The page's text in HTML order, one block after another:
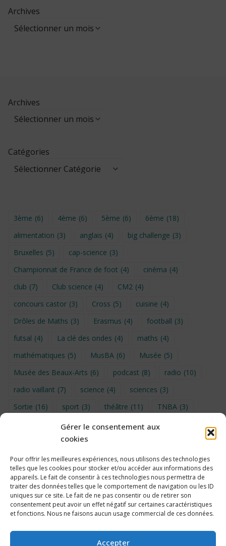
Gérer le consentement aux
cookies
Pour offrir les meilleures expériences, nous utilisons des technologies
telles que les cookies pour stocker et/ou accéder aux informations des
appareils. Le fait de consentir à ces technologies nous permettra de
traiter des données telles que le comportement de navigation ou les ID
uniques sur ce site. Le fait de ne pas consentir ou de retirer son
consentement peut avoir un effet négatif sur certaines caractéristiques
et fonctions. Nous ne faisons aucun usage commercial de ces données.
Accepter
Archives
Archives
Catégories
3ème (6) 4ème (6) 5ème (6) 6ème (18)
alimentation (3) anglais (4) big challenge (3)
Bruxelles (5) cap-science (3)
Championnat de France de foot (4) cinéma (4)
club (7) Club science (4) CM2 (4)
concours castor (3) Cross (5) cuisine (4)
Drôles de Maths (3) Erasmus (4) football (3)
futsal (4) La clé des ondes (4) maths (4)
mathématiques (5) MusBA (6) Musée (5)
Musée des Beaux-Arts (6) podcast (8) radio (10)
radio vaillant (7) science (4) sciences (3)
Sortie (16) sport (3) théâtre (11) TNBA (3)
UNSS (9) upe2a (7) vidéo
Voyage en provence 2026
Voyage à Bruxelles 2024 (4) Wahid Chakib (4)
éco-délégués (7)
Politique de cookies